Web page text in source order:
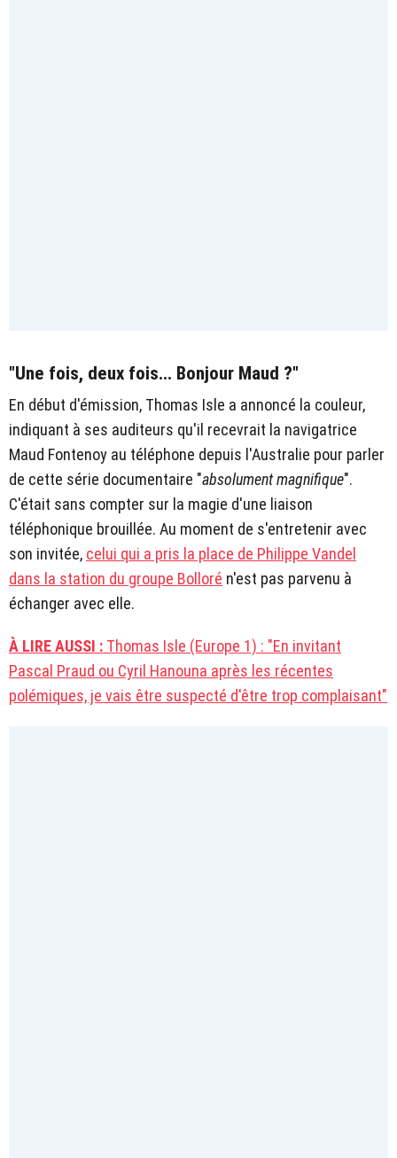
"Une fois, deux fois... Bonjour Maud ?"
En début d'émission, Thomas Isle a annoncé la couleur,
indiquant à ses auditeurs qu'il recevrait la navigatrice
Maud Fontenoy au téléphone depuis l'Australie pour parler
de cette série documentaire "absolument magnifique".
C'était sans compter sur la magie d'une liaison
téléphonique brouillée. Au moment de s'entretenir avec
son invitée, celui qui a pris la place de Philippe Vandel
dans la station du groupe Bolloré n'est pas parvenu à
échanger avec elle.
À LIRE AUSSI : Thomas Isle (Europe 1) : "En invitant
Pascal Praud ou Cyril Hanouna après les récentes
polémiques, je vais être suspecté d'être trop complaisant"